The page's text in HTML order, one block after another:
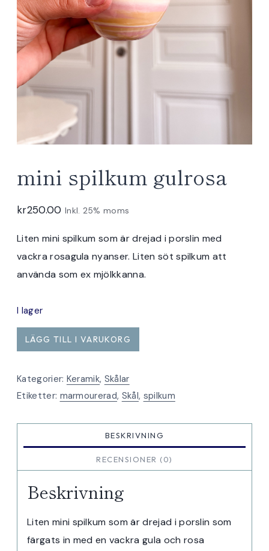
mini spilkum gulrosa
kr250.00 Inkl. 25% moms
Liten mini spilkum som är drejad i porslin med
vackra rosagula nyanser. Liten söt spilkum att
använda som ex mjölkkanna.
I lager
mini
spilkum
mängd
LÄGG TILL I VARUKORG
Kategorier: Keramik, Skålar
Etiketter: marmourerad, Skål, spilkum
BESKRIVNING
RECENSIONER (0)
Beskrivning
Liten mini spilkum som är drejad i porslin som
färgats in med en vackra gula och rosa